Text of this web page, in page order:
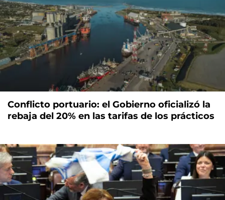
Conflicto portuario: el Gobierno oficializó la
rebaja del 20% en las tarifas de los prácticos